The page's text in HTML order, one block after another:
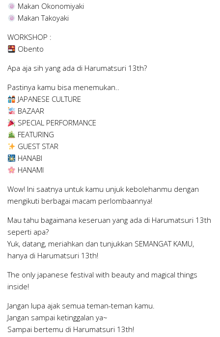
Makan Okonomiyaki
Makan Takoyaki
WORKSHOP :
Obento
Apa aja sih yang ada di Harumatsuri 13th?
Pastinya kamu bisa menemukan..
JAPANESE CULTURE
BAZAAR
SPECIAL PERFORMANCE
FEATURING
GUEST STAR
HANABI
HANAMI
Wow! Ini saatnya untuk kamu unjuk kebolehanmu dengan
mengikuti berbagai macam perlombaannya!
Mau tahu bagaimana keseruan yang ada di Harumatsuri 13th
seperti apa?
Yuk, datang, meriahkan dan tunjukkan SEMANGAT KAMU,
hanya di Harumatsuri 13th!
The only japanese festival with beauty and magical things
inside!
Jangan lupa ajak semua teman-teman kamu.
Jangan sampai ketinggalan ya~
Sampai bertemu di Harumatsuri 13th!